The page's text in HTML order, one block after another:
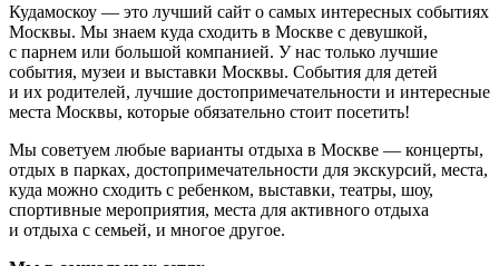
Кудамоскоу — это лучший сайт о самых интересных событиях
Москвы. Мы знаем куда сходить в Москве с девушкой,
с парнем или большой компанией. У нас только лучшие
события, музеи и выставки Москвы. События для детей
и их родителей, лучшие достопримечательности и интересные
места Москвы, которые обязательно стоит посетить!
Мы советуем любые варианты отдыха в Москве — концерты,
отдых в парках, достопримечательности для экскурсий, места,
куда можно сходить с ребенком, выставки, театры, шоу,
спортивные мероприятия, места для активного отдыха
и отдыха с семьей, и многое другое.